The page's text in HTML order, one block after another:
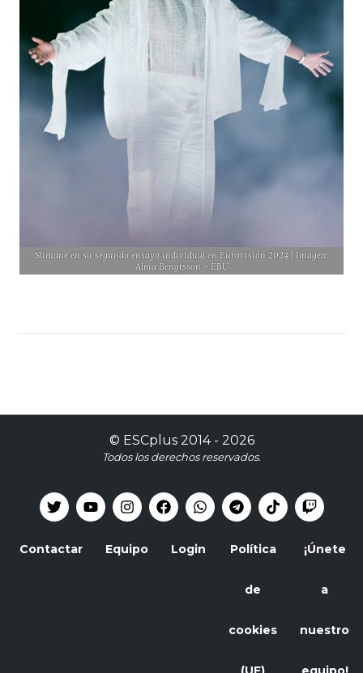
Slimane en su segundo ensayo individual en Eurovisión 2024 | Imagen:
Alma Bengtsson – EBU
© ESCplus2014 - 2026
Todos los derechos reservados.
Contactar Equipo Login Política
de
cookies
¡Únete
a
nuestro